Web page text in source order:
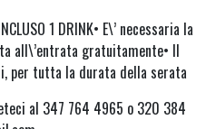
1 DRINK• E\’ necessaria la
all\’entrata gratuitamente• Il
per tutta la durata della serata
al 347 764 4965 o 320 384